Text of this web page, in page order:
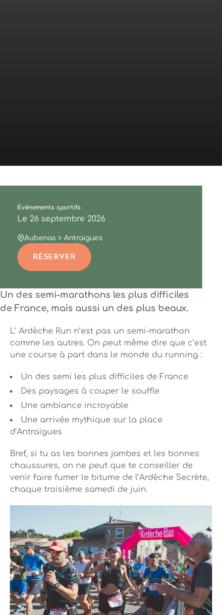
Evénements sportifs
Le 26 septembre 2026
Aubenas > Antraigues
RÉSERVER
Un des semi-marathons les plus difficiles
de France, mais aussi un des plus beaux.
L’ Ardèche Run n’est pas un semi-marathon
comme les autres. On peut même dire que c’est
une course à part dans le monde du running :
Un des semi les plus difficiles de France
Des paysages à couper le souffle
Une ambiance incroyable
Une arrivée mythique sur la place
d’Antraigues
Bref, si tu as les bonnes jambes et les bonnes
chaussures, on ne peut que te conseiller de
venir faire fumer le bitume de l’Ardèche Secrète,
chaque troisième samedi de juin.